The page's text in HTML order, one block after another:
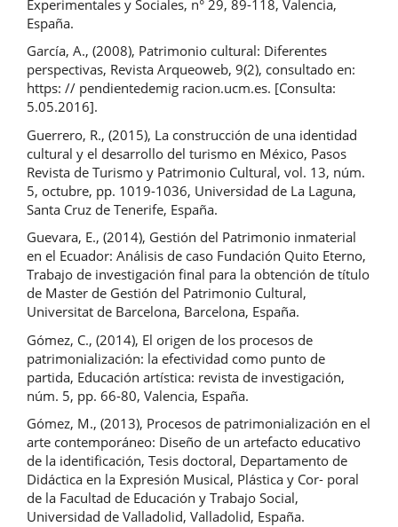
Experimentales y Sociales, n° 29, 89-118, Valencia,
España.
García, A., (2008), Patrimonio cultural: Diferentes
perspectivas, Revista Arqueoweb, 9(2), consultado en:
https: // pendientedemig racion.ucm.es. [Consulta:
5.05.2016].
Guerrero, R., (2015), La construcción de una identidad
cultural y el desarrollo del turismo en México, Pasos
Revista de Turismo y Patrimonio Cultural, vol. 13, núm.
5, octubre, pp. 1019-1036, Universidad de La Laguna,
Santa Cruz de Tenerife, España.
Guevara, E., (2014), Gestión del Patrimonio inmaterial
en el Ecuador: Análisis de caso Fundación Quito Eterno,
Trabajo de investigación final para la obtención de título
de Master de Gestión del Patrimonio Cultural,
Universitat de Barcelona, Barcelona, España.
Gómez, C., (2014), El origen de los procesos de
patrimonialización: la efectividad como punto de
partida, Educación artística: revista de investigación,
núm. 5, pp. 66-80, Valencia, España.
Gómez, M., (2013), Procesos de patrimonialización en el
arte contemporáneo: Diseño de un artefacto educativo
de la identificación, Tesis doctoral, Departamento de
Didáctica en la Expresión Musical, Plástica y Cor- poral
de la Facultad de Educación y Trabajo Social,
Universidad de Valladolid, Valladolid, España.